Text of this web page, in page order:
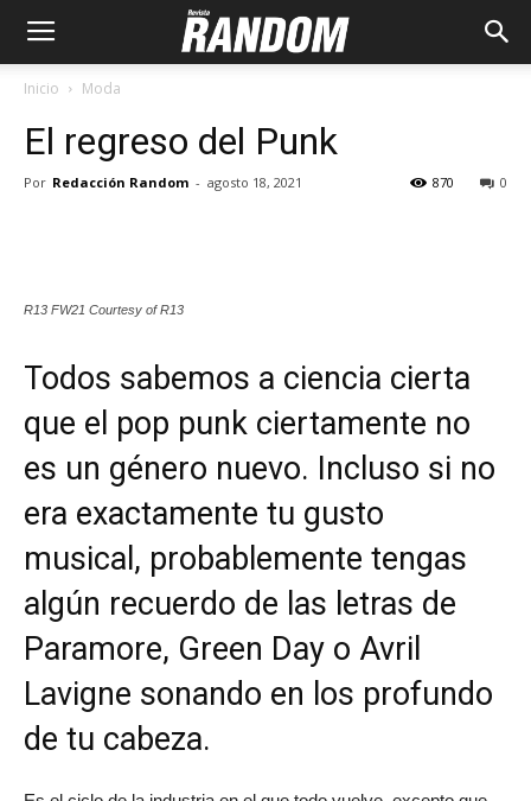
Inicio Moda
El regreso del Punk
Por Redacción Random - agosto 18, 2021 0
870
R13 FW21 Courtesy of R13
Todos sabemos a ciencia cierta
que el pop punk ciertamente no
es un género nuevo. Incluso si no
era exactamente tu gusto
musical, probablemente tengas
algún recuerdo de las letras de
Paramore, Green Day o Avril
Lavigne sonando en los profundo
de tu cabeza.